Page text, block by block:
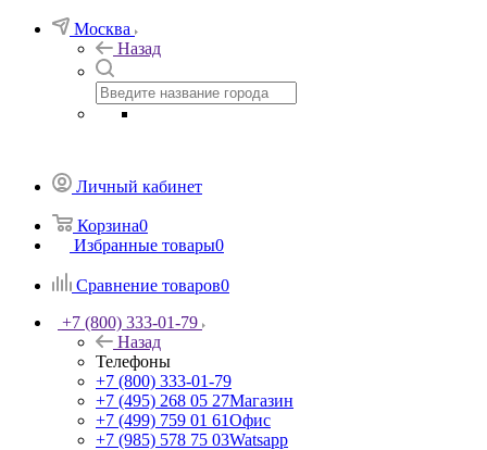
Москва
Назад
Личный кабинет
Корзина0
Избранные товары0
Сравнение товаров0
+7 (800) 333-01-79
Назад
Телефоны
+7 (800) 333-01-79
+7 (495) 268 05 27Магазин
+7 (499) 759 01 61Офис
+7 (985) 578 75 03Watsapp